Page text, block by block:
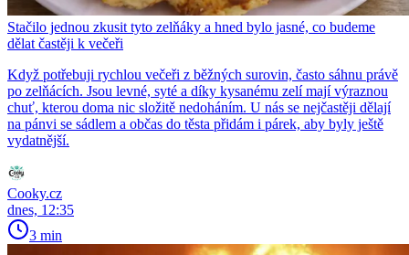
Stačilo jednou zkusit tyto zelňáky a hned bylo jasné, co budeme
dělat častěji k večeři
Když potřebuji rychlou večeři z běžných surovin, často sáhnu právě
po zelňácích. Jsou levné, syté a díky kysanému zelí mají výraznou
chuť, kterou doma nic složitě nedoháním. U nás se nejčastěji dělají
na pánvi se sádlem a občas do těsta přidám i párek, aby byly ještě
vydatnější.
Cooky.cz
dnes, 12:35
3 min